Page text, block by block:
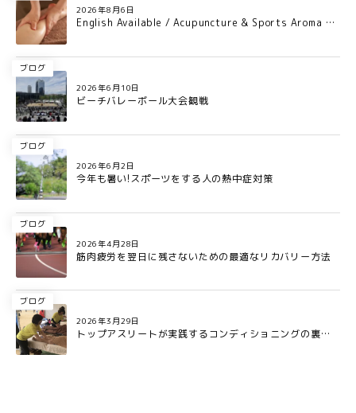
2026年8月6日
English Available / Acupuncture & Sports Aroma Ca
ブログ
2026年6月10日
ビーチバレーボール大会観戦
ブログ
2026年6月2日
今年も暑い!スポーツをする人の熱中症対策
ブログ
2026年4月28日
筋肉疲労を翌日に残さないための最適なリカバリー方法
ブログ
2026年3月29日
トップアスリートが実践するコンディショニングの裏側